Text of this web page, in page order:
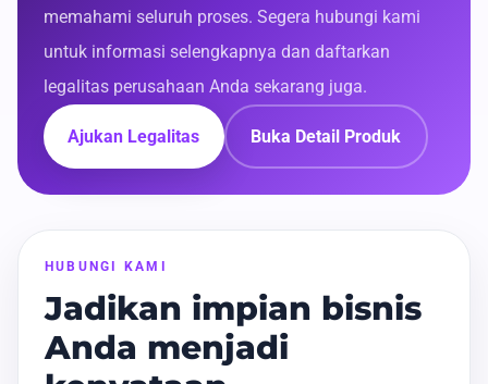
memahami seluruh proses. Segera hubungi kami
untuk informasi selengkapnya dan daftarkan
legalitas perusahaan Anda sekarang juga.
Ajukan Legalitas Buka Detail Produk
HUBUNGI KAMI
Jadikan impian bisnis
Anda menjadi